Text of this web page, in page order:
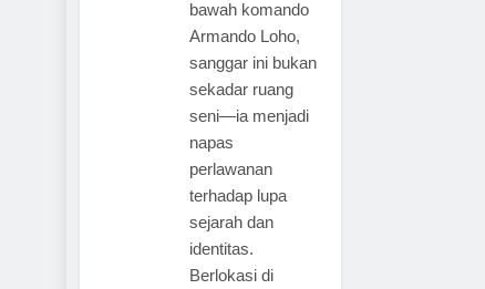
bawah komando
Armando Loho,
sanggar ini bukan
sekadar ruang
seni—ia menjadi
napas
perlawanan
terhadap lupa
sejarah dan
identitas.
Berlokasi di